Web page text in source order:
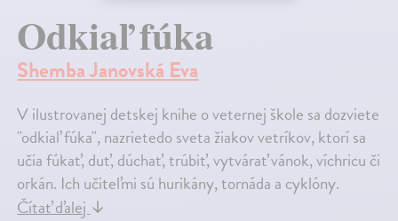
Odkiaľ fúka
Shemba Janovská Eva
V ilustrovanej detskej knihe o veternej škole sa dozviete
"odkiaľ fúka", nazrietedo sveta žiakov vetríkov, ktorí sa
učia fúkať, duť, dúchať, trúbiť, vytvárať vánok, víchricu či
orkán. Ich učiteľmi sú hurikány, tornáda a cyklóny.
Čítať ďalej ↓